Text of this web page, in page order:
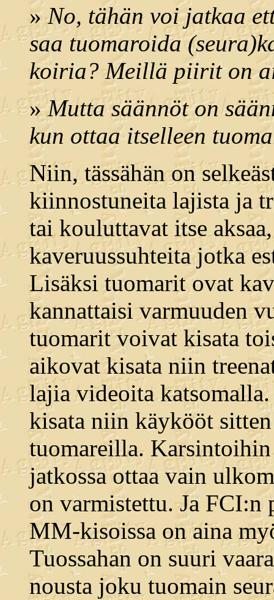
»No, tähän voi jatkaa
saa tuomaroida
koiria? Meillä piirit on
»Mutta säännöt on
kun ottaa itselleen
Niin, tässähän on
kiinnostuneita lajista ja
tai kouluttavat itse
kaveruussuhteita jotka
Lisäksi tuomarit ovat
kannattaisi varmuuden
tuomarit voivat kisata
aikovat kisata niin
lajia videoita
kisata niin käykööt
tuomareilla.
jatkossa ottaa vain
on varmistettu. Ja FCI:n
MM-kisoissa on aina
Tuossahan on suuri
nousta joku tuomain